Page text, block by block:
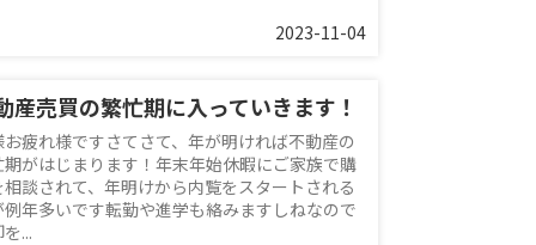
2023-11-04
産売買の繁忙期に入っていきます！
お疲れ様ですさてさて、年が明ければ不動産の
期がはじまります！年末年始休暇にご家族で購
相談されて、年明けから内覧をスタートされる
例年多いです転勤や進学も絡みますしねなので
...